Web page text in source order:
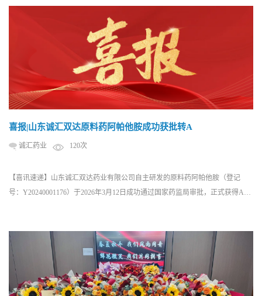
喜报|山东诚汇双达原料药阿帕他胺成功获批转A
诚汇药业 120次
【喜讯速递】山东诚汇双达药业有限公司自主研发的原料药阿帕他胺（登记
号：Y20240001176）于2026年3月12日成功通过国家药监局审批，正式获得A类
化布局的重要成果，充分展现了公司在创...